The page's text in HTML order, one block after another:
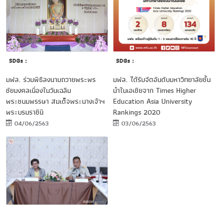
SDGs :
มฟล. ร่วมพิธีลงนามถวายพระพร
ชัยมงคลเนื่องในวันเฉลิม
พระชนมพรรษา สมเด็จพระนางเจ้าฯ
พระบรมราชินี
04/06/2563
SDGs :
มฟล. ได้รับจัดอันดับมหาวิทยาลัยชั้น
นำในเอเชียจาก Times Higher
Education Asia University
Rankings 2020
03/06/2563